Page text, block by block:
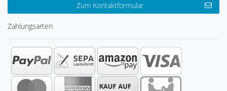
Zum Kontaktformular
Zahlungsarten